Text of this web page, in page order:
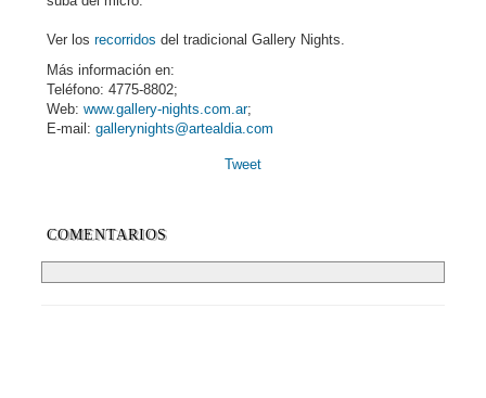
Ver los recorridos del tradicional Gallery Nights.
Más información en:
Teléfono: 4775-8802;
Web: www.gallery-nights.com.ar;
E-mail: gallerynights@artealdia.com
Tweet
COMENTARIOS